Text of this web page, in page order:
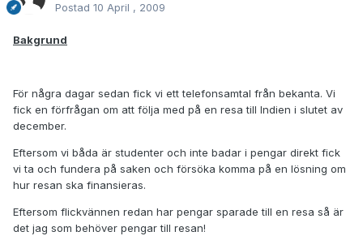
Postad 10 April , 2009
Bakgrund
För några dagar sedan fick vi ett telefonsamtal från bekanta. Vi
fick en förfrågan om att följa med på en resa till Indien i slutet av
december.
Eftersom vi båda är studenter och inte badar i pengar direkt fick
vi ta och fundera på saken och försöka komma på en lösning om
hur resan ska finansieras.
Eftersom flickvännen redan har pengar sparade till en resa så är
det jag som behöver pengar till resan!